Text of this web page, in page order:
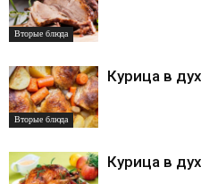
Вторые блюда
Вторые блюда
Курица в
Курица в